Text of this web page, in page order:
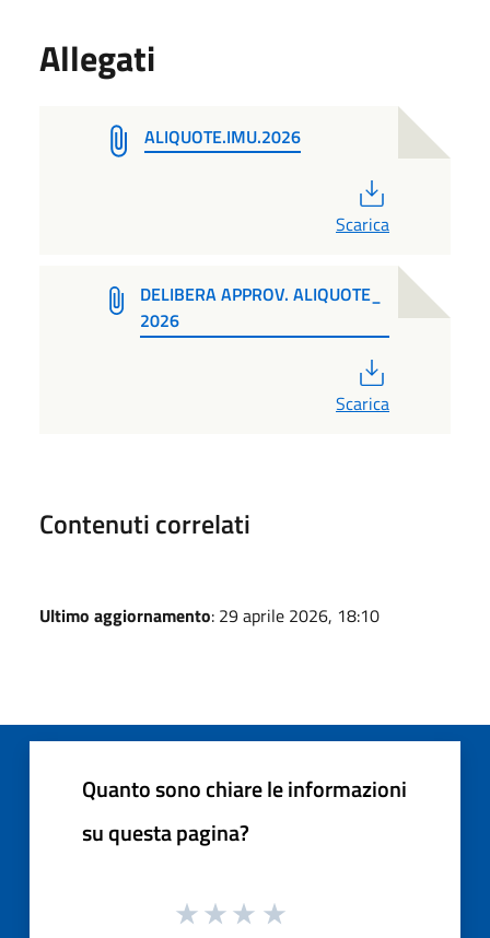
Allegati
ALIQUOTE.IMU.2026
Scarica
DELIBERA APPROV. ALIQUOTE_
2026
Scarica
Contenuti correlati
Ultimo aggiornamento: 29 aprile 2026, 18:10
Quanto sono chiare le informazioni
su questa pagina?